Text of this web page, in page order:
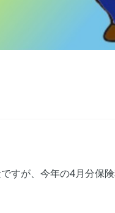
すが、今年の4月分保